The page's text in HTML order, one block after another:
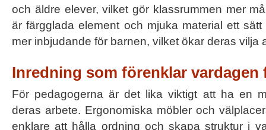
och äldre elever, vilket gör klassrummen mer
är färgglada element och mjuka material ett
mer inbjudande för barnen, vilket ökar deras vilja
Inredning som förenklar vardagen
För pedagogerna är det lika viktigt att ha en
deras arbete. Ergonomiska möbler och
enklare att hålla ordning och skapa struktur i